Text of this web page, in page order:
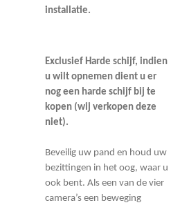
installatie.
Exclusief Harde schijf, indien
u wilt opnemen dient u er
nog een harde schijf bij te
kopen (wij verkopen deze
niet).
Beveilig uw pand en houd uw
bezittingen in het oog, waar u
ook bent. Als een van de vier
camera’s een beweging